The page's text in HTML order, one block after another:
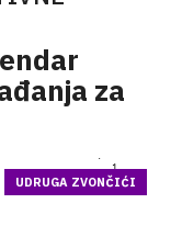
za
UDRUGA ZVONČIĆI